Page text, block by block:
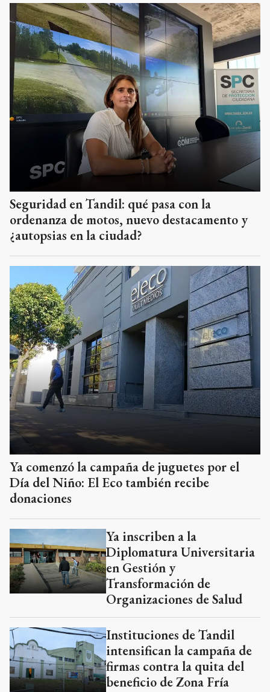
Seguridad en Tandil: qué pasa con la
ordenanza de motos, nuevo destacamento y
¿autopsias en la ciudad?
Ya comenzó la campaña de juguetes por el
Día del Niño: El Eco también recibe
donaciones
Ya inscriben a la
Diplomatura Universitaria
en Gestión y
Transformación de
Organizaciones de Salud
Instituciones de Tandil
intensifican la campaña de
firmas contra la quita del
beneficio de Zona Fría